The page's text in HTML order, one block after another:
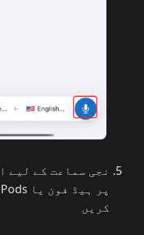
نجی سماعت کے لیے
کریں